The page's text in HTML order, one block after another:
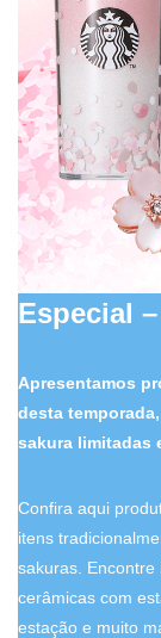
Especial
Apresentamos
desta
sakura limitadas
Confira aqui
itens
sakuras.
cerâmicas com
estação e muito